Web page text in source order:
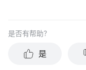
是否有帮助？
是